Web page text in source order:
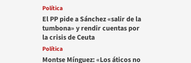
Política
El PP pide a Sánchez «salir de la
tumbona» y rendir cuentas por
la crisis de Ceuta
Política
Montse Mínguez: «Los áticos no